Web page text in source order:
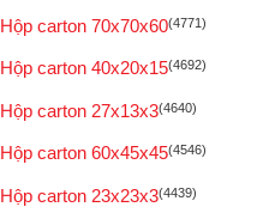
Hộp carton 70x70x60(4771)
Hộp carton 40x20x15(4692)
Hộp carton 27x13x3(4640)
Hộp carton 60x45x45(4546)
Hộp carton 23x23x3(4439)